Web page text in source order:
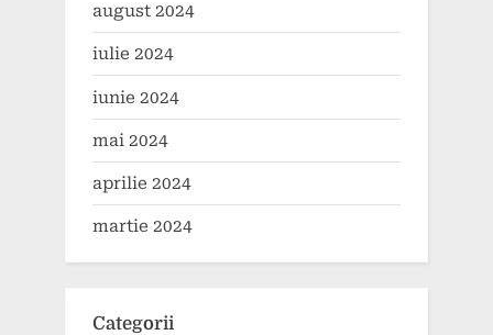
august 2024
iulie 2024
iunie 2024
mai 2024
aprilie 2024
martie 2024
Categorii